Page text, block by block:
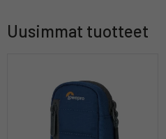
Uusimmat tuotteet